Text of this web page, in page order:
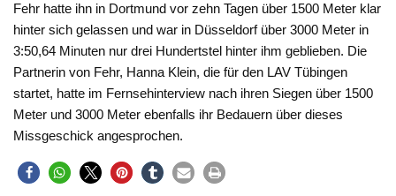
Fehr hatte ihn in Dortmund vor zehn Tagen über 1500 Meter klar
hinter sich gelassen und war in Düsseldorf über 3000 Meter in
3:50,64 Minuten nur drei Hundertstel hinter ihm geblieben. Die
Partnerin von Fehr, Hanna Klein, die für den LAV Tübingen
startet, hatte im Fernsehinterview nach ihren Siegen über 1500
Meter und 3000 Meter ebenfalls ihr Bedauern über dieses
Missgeschick angesprochen.